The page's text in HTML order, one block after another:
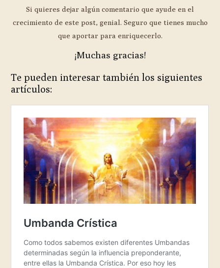
Si quieres dejar algún comentario que ayude en el
crecimiento de este post, genial. Seguro que tienes mucho
que aportar para enriquecerlo.
¡Muchas gracias!
Te pueden interesar también los siguientes
artículos: